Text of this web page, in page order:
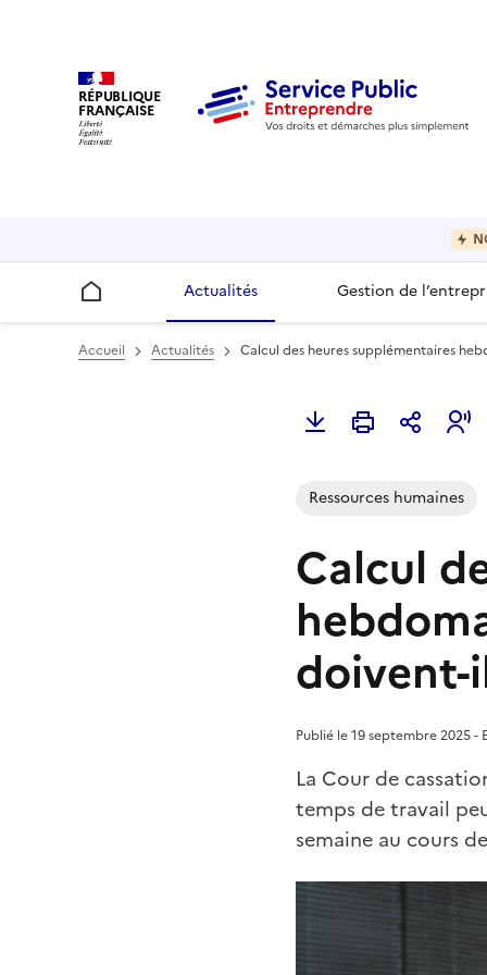
RÉPUBLIQUE
FRANÇAISE
Accueil Actualités Gestion de
Accueil Actualités Calcul des heures supplémentaires
Ressources humaines
Calcul
doivent-
Publié le 19 septembre 2025
La Cour de
temps de travail
semaine au cours